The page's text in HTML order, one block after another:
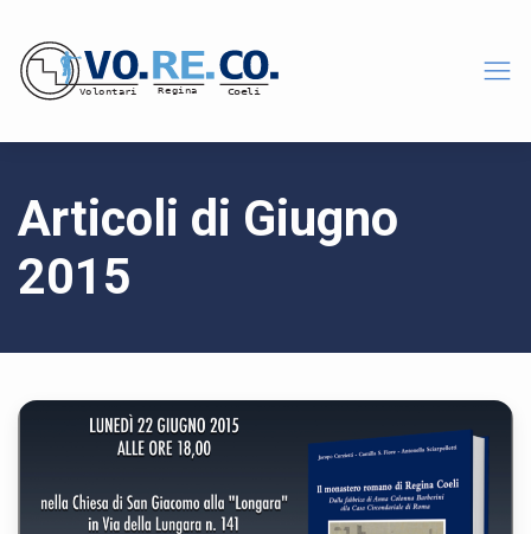
Articoli di Giugno
2015